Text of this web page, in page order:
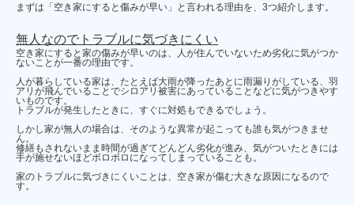
まずは「空き家にすると傷みが早い」と言われる理由を、3つ紹介します。
無人なのでトラブルに気づきにくい
空き家にすると家の傷みが早いのは、人が住んでいないため劣化に気がつか
ないことが一番の理由です。
人が暮らしている家は、たとえば大雨が降ったあとに雨漏りがしている、羽
アリが飛んでいることでシロアリ被害にあっていることなどに気がつきやす
いものです。
トラブルが発生したときに、すぐに対処もできるでしょう。
しかし家が無人の場合は、そのような異常が起こっても誰も気がつきませ
ん。
修繕もされないまま時間が過ぎてどんどん劣化が進み、気がついたときには
手が施せないほどボロボロになってしまっていることも。
家のトラブルに気づきにくいことは、空き家が傷む大きな原因になるので
す。